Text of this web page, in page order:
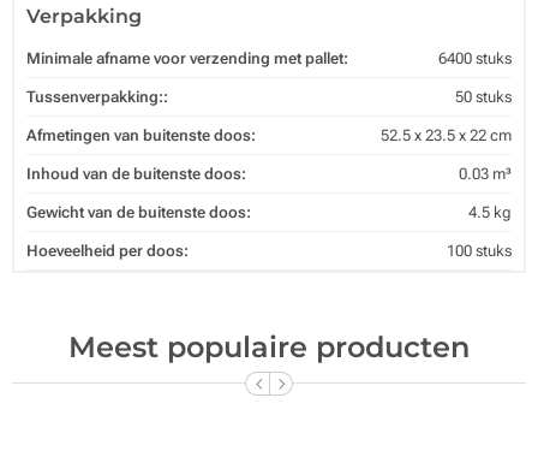
Verpakking
Minimale afname voor verzending met pallet: 6400 stuks
Tussenverpakking:: 50 stuks
Afmetingen van buitenste doos: 52.5 x 23.5 x 22 cm
Inhoud van de buitenste doos: 0.03 m³
Gewicht van de buitenste doos: 4.5 kg
Hoeveelheid per doos: 100 stuks
Meest populaire producten